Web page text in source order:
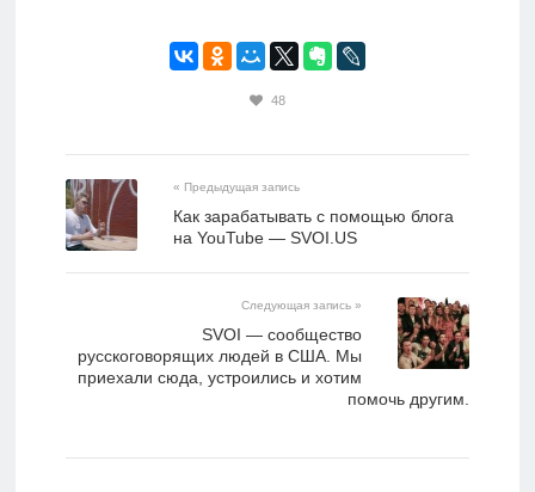
48
« Предыдущая запись
Как зарабатывать с помощью блога
на YouTube — SVOI.US
Следующая запись »
SVOI — сообщество
русскоговорящих людей в США. Мы
приехали сюда, устроились и хотим
помочь другим.